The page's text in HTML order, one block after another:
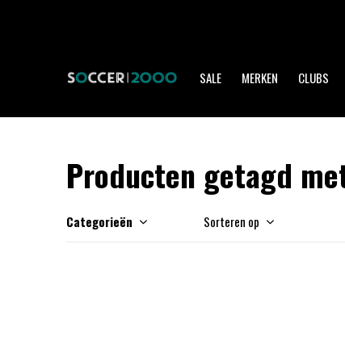
SALE MERKEN CLUBS
Producten getagd
Categorieën Sorteren op